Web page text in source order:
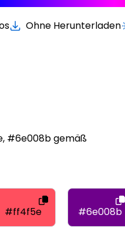
Ohne Herunterladen
#6e008b gemäß
#ff4f5e #6e008b